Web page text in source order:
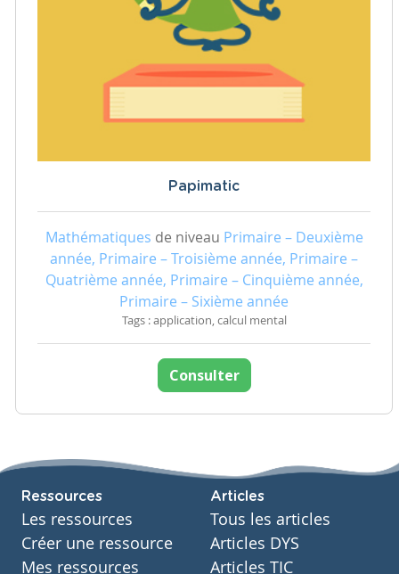
Papimatic
Mathématiques de niveau Primaire – Deuxième
année, Primaire – Troisième année, Primaire –
Quatrième année, Primaire – Cinquième année,
Primaire – Sixième année
Tags : application, calcul mental
Consulter
Ressources
Les ressources
Créer une ressource
Mes ressources
Articles
Tous les articles
Articles DYS
Articles TIC